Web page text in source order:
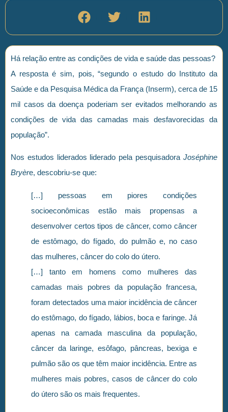
Há relação entre as condições de vida e saúde das pessoas?
A resposta é sim, pois, “segundo o estudo do Instituto da
Saúde e da Pesquisa Médica da França (Inserm), cerca de 15
mil casos da doença poderiam ser evitados melhorando as
condições de vida das camadas mais desfavorecidas da
população”.
Nos estudos liderados liderado pela pesquisadora Joséphine
Bryère, descobriu-se que:
[…] pessoas em piores condições
socioeconômicas estão mais propensas a
desenvolver certos tipos de câncer, como câncer
de estômago, do fígado, do pulmão e, no caso
das mulheres, câncer do colo do útero.
[…] tanto em homens como mulheres das
camadas mais pobres da população francesa,
foram detectados uma maior incidência de câncer
do estômago, do fígado, lábios, boca e faringe. Já
apenas na camada masculina da população,
câncer da laringe, esôfago, pâncreas, bexiga e
pulmão são os que têm maior incidência. Entre as
mulheres mais pobres, casos de câncer do colo
do útero são os mais frequentes.